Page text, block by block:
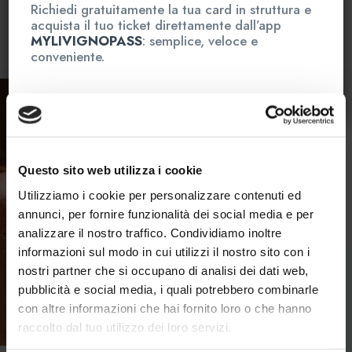
Questo sito web utilizza i cookie
Utilizziamo i cookie per personalizzare contenuti ed
annunci, per fornire funzionalità dei social media e per
analizzare il nostro traffico. Condividiamo inoltre
informazioni sul modo in cui utilizzi il nostro sito con i
nostri partner che si occupano di analisi dei dati web,
pubblicità e social media, i quali potrebbero combinarle
con altre informazioni che hai fornito loro o che hanno
raccolto dal tuo utilizzo dei loro servizi.
Aggiungi al carrello
Richiedi gratuitamente la tua card in struttura e
acquista il tuo ticket direttamente dall’app
MYLIVIGNOPASS: semplice, veloce e
conveniente.